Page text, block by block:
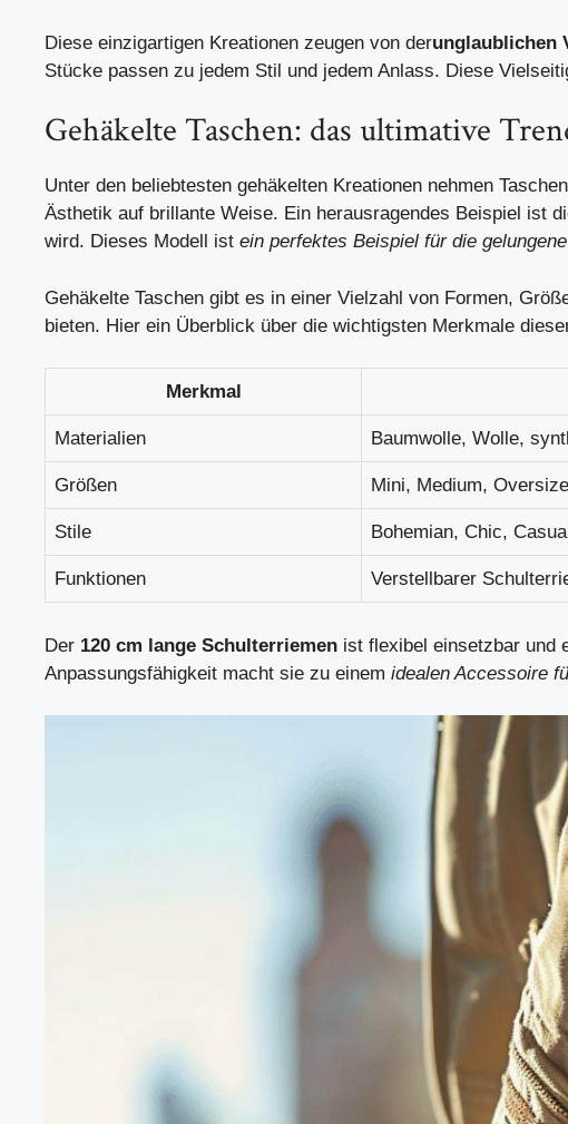
Diese einzigartigen Kreationen zeugen von derunglaublichen
Stücke passen zu jedem Stil und jedem Anlass. Diese
Gehäkelte Taschen: das ultimative
Unter den beliebtesten gehäkelten Kreationen nehmen
Ästhetik auf brillante Weise. Ein herausragendes Beispiel ist
wird. Dieses Modell ist ein perfektes Beispiel für die
Gehäkelte Taschen gibt es in einer Vielzahl von Formen,
bieten. Hier ein Überblick über die wichtigsten Merkmale
Merkmal
Materialien Baumwolle, Wolle,
Größen Mini, Medium, Oversize
Stile Bohemian, Chic, Casual
Funktionen Verstellbarer
Der 120 cm lange Schulterriemen ist flexibel einsetzbar und
Anpassungsfähigkeit macht sie zu einem idealen Accessoire